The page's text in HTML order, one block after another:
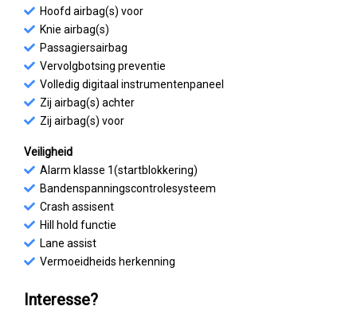
Hoofd airbag(s) voor
Knie airbag(s)
Passagiersairbag
Vervolgbotsing preventie
Volledig digitaal instrumentenpaneel
Zij airbag(s) achter
Zij airbag(s) voor
Veiligheid
Alarm klasse 1(startblokkering)
Bandenspanningscontrolesysteem
Crash assisent
Hill hold functie
Lane assist
Vermoeidheids herkenning
Interesse?